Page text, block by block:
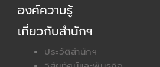
องค์ความรู้
เกี่ยวกับสำนักฯ
ประวัติสำนักฯ